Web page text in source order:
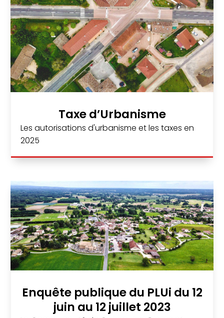
Taxe d’Urbanisme
Les autorisations d'urbanisme et les taxes en
2025
Enquête publique du PLUi du 12
juin au 12 juillet 2023